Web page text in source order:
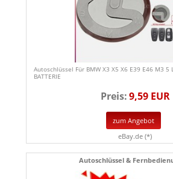
Autoschlüssel Für BMW X3 X5 X6 E39 E46 M3 5
BATTERIE
Preis:9,59 EUR
zum Angebot
eBay.de (*)
Autoschlüssel &